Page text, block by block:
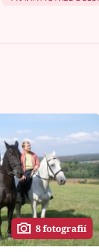
8 fotografií